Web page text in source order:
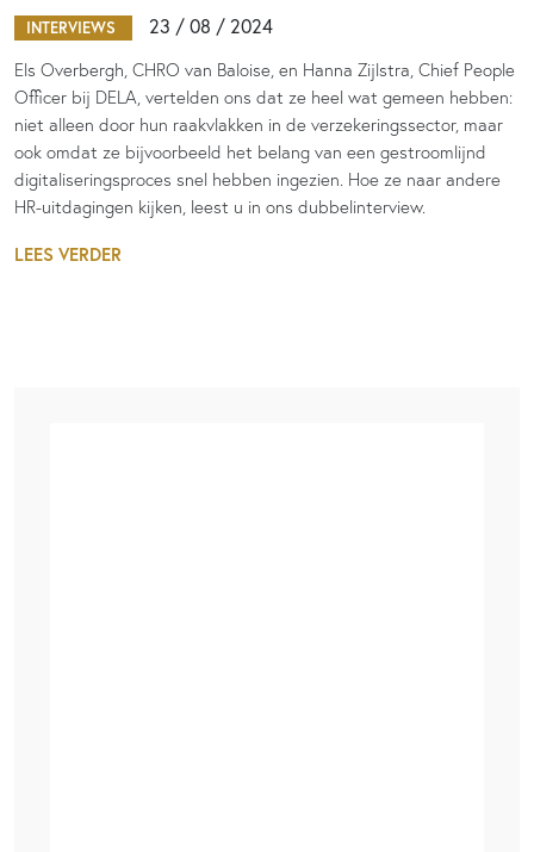
INTERVIEWS 23 / 08 / 2024
Els Overbergh, CHRO van Baloise, en Hanna Zijlstra, Chief People
Officer bij DELA, vertelden ons dat ze heel wat gemeen hebben:
niet alleen door hun raakvlakken in de verzekeringssector, maar
ook omdat ze bijvoorbeeld het belang van een gestroomlijnd
digitaliseringsproces snel hebben ingezien. Hoe ze naar andere
HR-uitdagingen kijken, leest u in ons dubbelinterview.
LEES VERDER